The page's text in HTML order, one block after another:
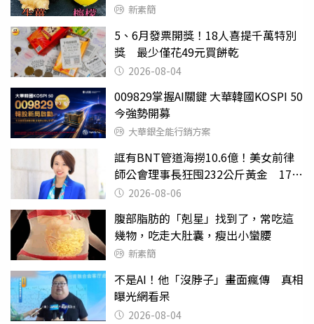
新素簡
5、6月發票開獎！18人喜提千萬特別
獎 最少僅花49元買餅乾
2026-08-04
009829掌握AI關鍵 大華韓國KOSPI 50
今強勢開募
大華銀全能行銷方案
誆有BNT管道海撈10.6億！美女前律
師公會理事長狂囤232公斤黃金 17人
遭起訴
2026-08-06
腹部脂肪的「剋星」找到了，常吃這
幾物，吃走大肚囊，瘦出小蠻腰
新素簡
不是AI！他「沒脖子」畫面瘋傳 真相
曝光網看呆
2026-08-04